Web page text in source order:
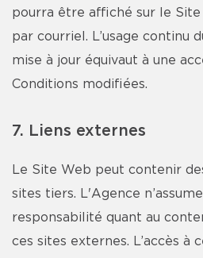
pourra être affiché sur le
par courriel. L’usage continu
mise à jour équivaut à une
Conditions modifiées.
7. Liens externes
Le Site Web peut contenir
sites tiers. L'Agence
responsabilité quant au
ces sites externes. L’accès à